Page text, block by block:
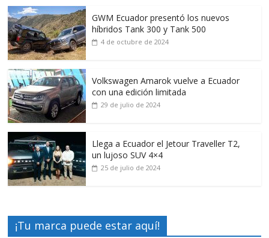
GWM Ecuador presentó los nuevos
híbridos Tank 300 y Tank 500
4 de octubre de 2024
Volkswagen Amarok vuelve a Ecuador
con una edición limitada
29 de julio de 2024
Llega a Ecuador el Jetour Traveller T2,
un lujoso SUV 4×4
25 de julio de 2024
¡Tu marca puede estar aquí!